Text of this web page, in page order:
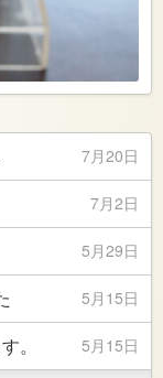
7月20日
7月2日
5月29日
5月15日
5月15日
。